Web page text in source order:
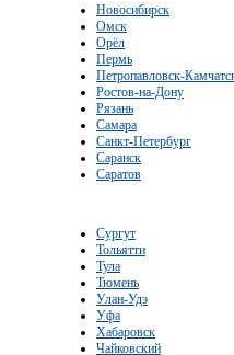
Новосибирск
Омск
Орёл
Пермь
Петропавловск-
Ростов-на-Дону
Рязань
Самара
Санкт-Петербург
Саранск
Саратов
Сургут
Тольятти
Тула
Тюмень
Улан-Удэ
Уфа
Хабаровск
Чайковский